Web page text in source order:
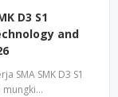
D3 S1
and
SMA SMK D3 S1
mungki…